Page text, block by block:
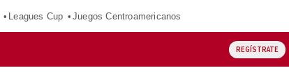
Leagues Cup Juegos Centroamericanos
REGÍSTRATE